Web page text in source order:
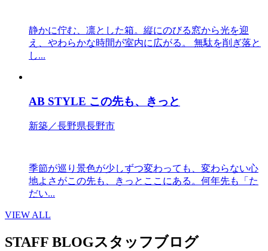
静かに佇む、凛とした箱。縦にのびる窓から光を迎
え、やわらかな時間が室内に広がる。 無駄を削ぎ落と
し...
AB STYLE この先も、きっと
新築／長野県長野市
季節が巡り景色が少しずつ変わっても、変わらない心
地よさがこの先も、きっとここにある。何年先も「た
だい...
VIEW ALL
STAFF BLOGスタッフブログ